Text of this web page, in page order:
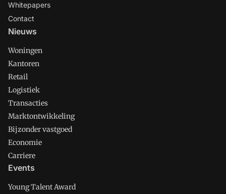
Whitepapers
Contact
Nieuws
Woningen
Kantoren
Retail
Logistiek
Transacties
Marktontwikkeling
Bijzonder vastgoed
Economie
Carriere
Events
Young Talent Award